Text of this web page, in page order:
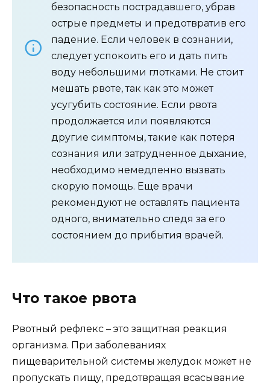
безопасность пострадавшего, убрав
острые предметы и предотвратив его
падение. Если человек в сознании,
следует успокоить его и дать пить
воду небольшими глотками. Не стоит
мешать рвоте, так как это может
усугубить состояние. Если рвота
продолжается или появляются
другие симптомы, такие как потеря
сознания или затрудненное дыхание,
необходимо немедленно вызвать
скорую помощь. Еще врачи
рекомендуют не оставлять пациента
одного, внимательно следя за его
состоянием до прибытия врачей.
Что такое рвота
Рвотный рефлекс – это защитная реакция
организма. При заболеваниях
пищеварительной системы желудок может не
пропускать пищу, предотвращая всасывание